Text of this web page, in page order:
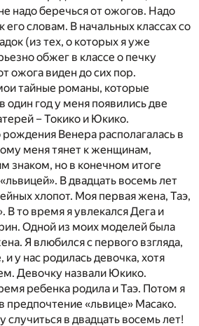
надо беречься от ожогов. Надо
словам. В начальных классах со
(из тех, о которых я уже
обжег в классе о печку
ожога виден до сих пор.
тайные романы, которые
один год у меня появились две
– Токико и Юкико.
Венера располагалась в
меня тянет к женщинам,
знаком, но в конечном итоге
В двадцать восемь лет
хлопот. Моя первая жена, Таэ,
В то время я увлекался Дега и
Одной из моих моделей была
Я влюбился с первого взгляда,
и у нас родилась девочка, хотя
Девочку назвали Юкико.
ребенка родила и Таэ. Потом я
предпочтение «львице» Масако.
в двадцать восемь лет!